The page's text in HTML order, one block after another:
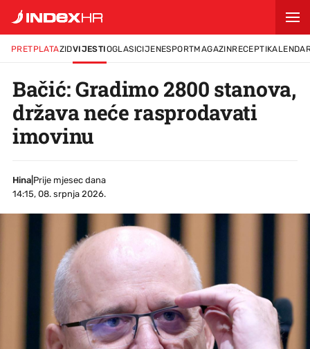
PRETPLATAZIDVIJESTIOGLASICIJENESPORTMAGAZINRECEPTI
Bačić: Gradimo 2800 stanova,
država neće rasprodavati
imovinu
Hina
Prije mjesec dana
14:15, 08. srpnja 2026.